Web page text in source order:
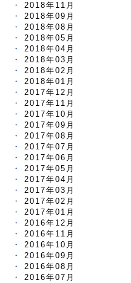
2018年11月
2018年09月
2018年08月
2018年05月
2018年04月
2018年03月
2018年02月
2018年01月
2017年12月
2017年11月
2017年10月
2017年09月
2017年08月
2017年07月
2017年06月
2017年05月
2017年04月
2017年03月
2017年02月
2017年01月
2016年12月
2016年11月
2016年10月
2016年09月
2016年08月
2016年07月